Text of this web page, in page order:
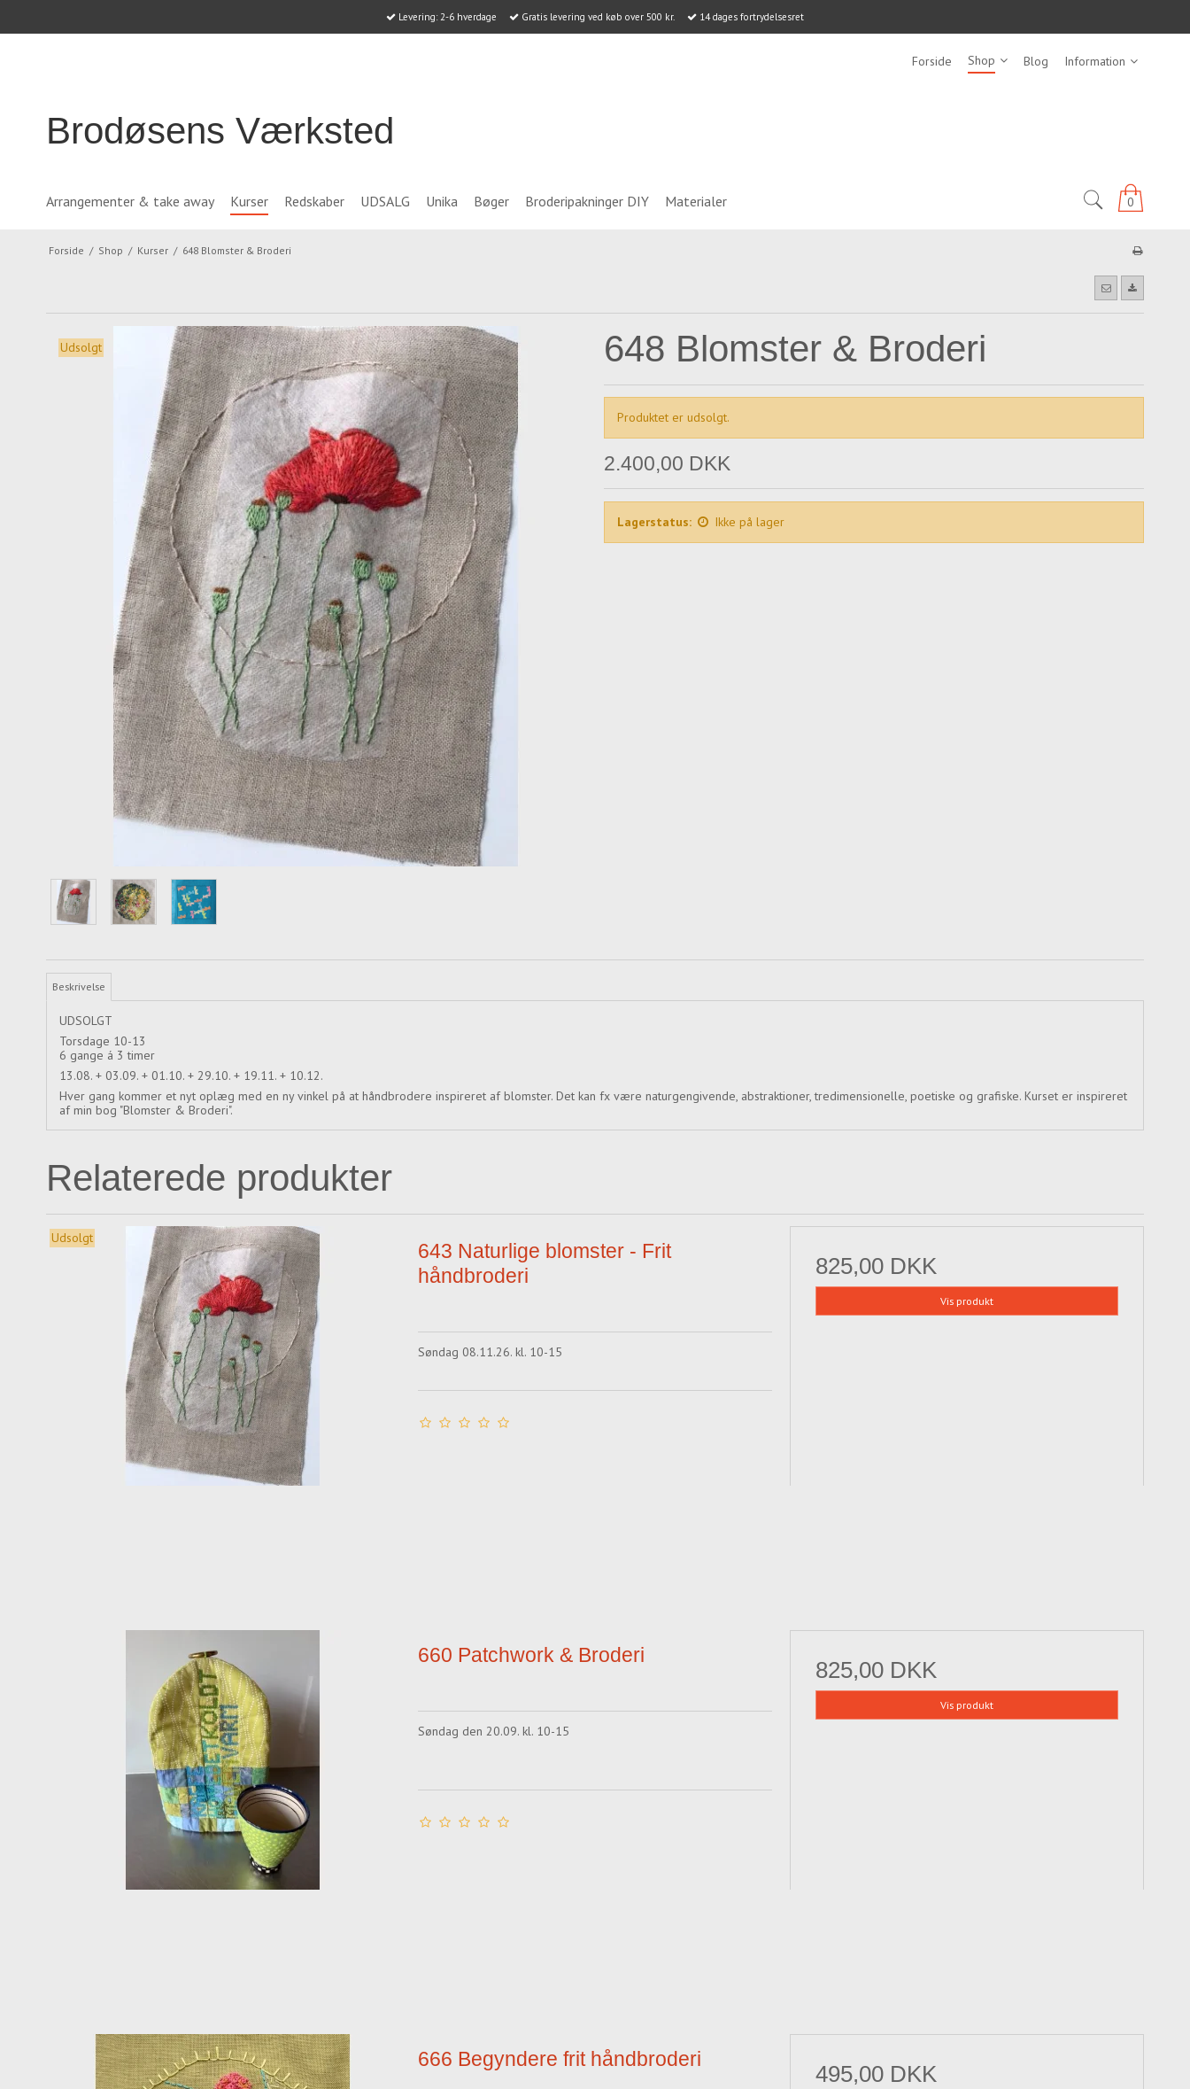
Levering: 2-6 hverdage Gratis levering ved køb over 500 kr. 14 dages fortrydelsesret
Forside Shop Blog Information
Brodøsens Værksted
0
Arrangementer & take away Kurser Redskaber UDSALG Unika Bøger Broderipakninger DIY Materialer
Forside / Shop / Kurser / 648 Blomster & Broderi
Udsolgt 648 Blomster & Broderi
Produktet er udsolgt.
2.400,00 DKK
Lagerstatus: Ikke på lager
Beskrivelse
UDSOLGT
Torsdage 10-13
6 gange á 3 timer
13.08. + 03.09. + 01.10. + 29.10. + 19.11. + 10.12.
Hver gang kommer et nyt oplæg med en ny vinkel på at håndbrodere inspireret af blomster. Det kan fx være naturgengivende, abstraktioner, tredimensionelle, poetiske og grafiske. Kurset er inspireret
af min bog "Blomster & Broderi".
Relaterede produkter
Udsolgt
643 Naturlige blomster - Frit
håndbroderi
Søndag 08.11.26. kl. 10-15
825,00 DKK
Vis produkt
660 Patchwork & Broderi
Søndag den 20.09. kl. 10-15
825,00 DKK
Vis produkt
666 Begyndere frit håndbroderi
495,00 DKK